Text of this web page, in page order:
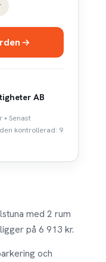
AB
Senast
kontrollerad: 9
med 2 rum
på 6 913 kr.
och